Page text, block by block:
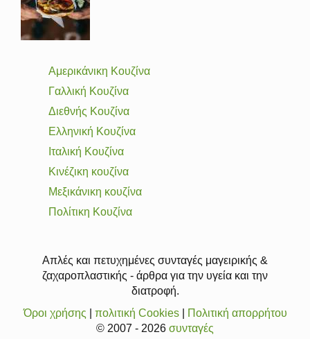
Αμερικάνικη Κουζίνα
Γαλλική Κουζίνα
Διεθνής Κουζίνα
Ελληνική Κουζίνα
Ιταλική Κουζίνα
Κινέζικη κουζίνα
Μεξικάνικη κουζίνα
Πολίτικη Κουζίνα
Απλές και πετυχημένες συνταγές μαγειρικής &
ζαχαροπλαστικής - άρθρα για την υγεία και την
διατροφή.
Όροι χρήσης
πολιτική Cookies|
Πολιτική απορρήτου
© 2007 - 2026 συνταγές